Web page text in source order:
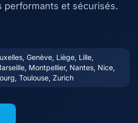
performants et sécurisés.
Genève, Liège, Lille,
Montpellier, Nantes, Nice,
Toulouse, Zurich